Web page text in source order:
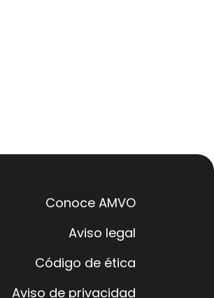
Conoce AMVO
Aviso legal
Código de ética
Aviso de privacidad